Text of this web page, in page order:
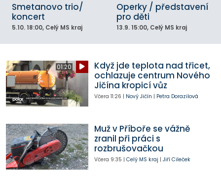
Smetanovo trio/
koncert
5.10. 18:00, Celý MS kraj
Operky / představení
pro děti
13.9. 15:00, Celý MS kraj
01:20
Když jde teplota nad třicet,
ochlazuje centrum Nového
Jičína kropicí vůz
Včera 11:26 | Nový Jičín | Petra Dorazilová
Muž v Příboře se vážně
zranil při práci s
rozbrušovačkou
Včera 9:35 | Celý MS kraj | Jiří Cileček